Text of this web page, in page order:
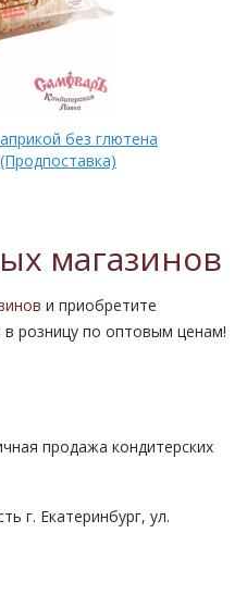
без глютена
магазинов
и приобретите
в розницу по оптовым ценам!
продажа кондитерских
г. Екатеринбург, ул.